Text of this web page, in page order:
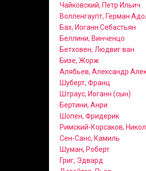
Чайковский, Петр Ильич
Волленгаупт, Герман
Бах, Иоганн Себастьян
Беллини, Винченцо
Бетховен, Людвиг ван
Бизе, Жорж
Алябьев, Александр
Шуберт, Франц
Штраус, Иоганн (сын)
Бертини, Анри
Шопен, Фридерик
Римский-Корсаков,
Сен-Санс, Камиль
Шуман, Роберт
Григ, Эдвард